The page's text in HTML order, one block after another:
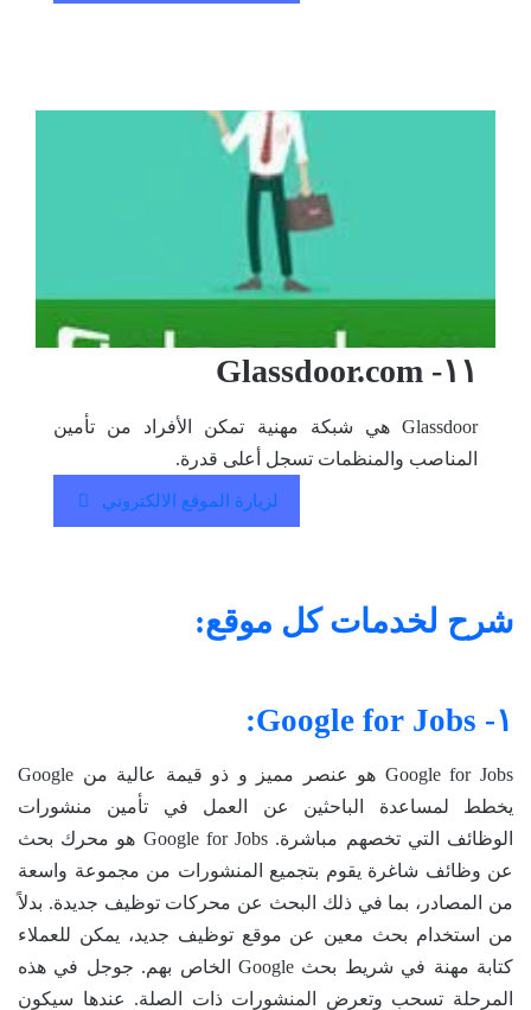
١١- Glassdoor.com
Glassdoor هي شبكة مهنية تمكن الأفراد من تأمين
المناصب والمنظمات تسجل أعلى قدرة.
لزيارة الموقع الالكتروني
شرح لخدمات كل موقع:
١- Google for Jobs:
Google for Jobs هو عنصر مميز و ذو قيمة عالية من Google
يخطط لمساعدة الباحثين عن العمل في تأمين منشورات
الوظائف التي تخصهم مباشرة. Google for Jobs هو محرك بحث
عن وظائف شاغرة يقوم بتجميع المنشورات من مجموعة واسعة
من المصادر، بما في ذلك البحث عن محركات توظيف جديدة. بدلاً
من استخدام بحث معين عن موقع توظيف جديد، يمكن للعملاء
كتابة مهنة في شريط بحث Google الخاص بهم. جوجل في هذه
المرحلة تسحب وتعرض المنشورات ذات الصلة. عندها سيكون